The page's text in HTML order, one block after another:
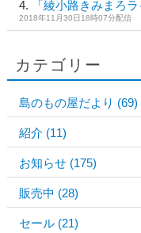
「綾小路きみまろ
2018年11月30日18時07分配信
カテゴリー
島のもの屋だより (69)
紹介 (11)
お知らせ (175)
販売中 (28)
セール (21)